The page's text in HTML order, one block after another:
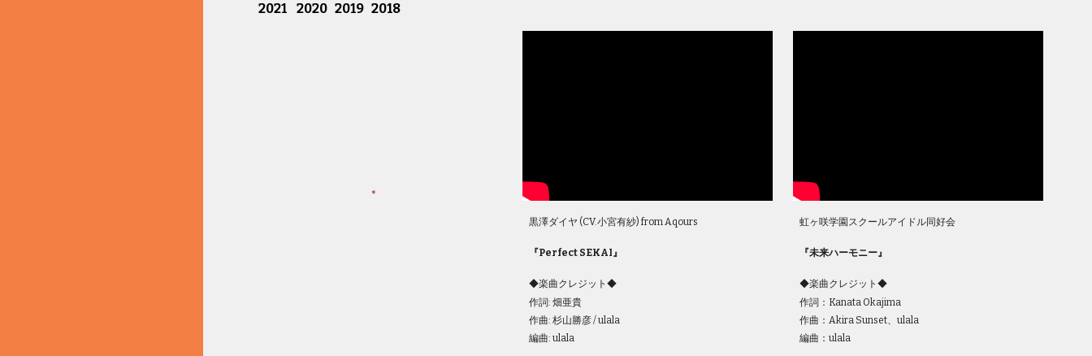
2021 2020   2019   2018
黒澤ダイヤ (CV.小宮有紗) from Aqours
『Perfect SEKAI』
◆楽曲クレジット◆
作詞: 畑亜貴
作曲: 杉山勝彦 / ulala
編曲: ulala
虹ヶ咲学園スクールアイドル同好会
『未来ハーモニー』
◆楽曲クレジット◆
作詞：Kanata Okajima
作曲：Akira Sunset、ulala
編曲：ulala